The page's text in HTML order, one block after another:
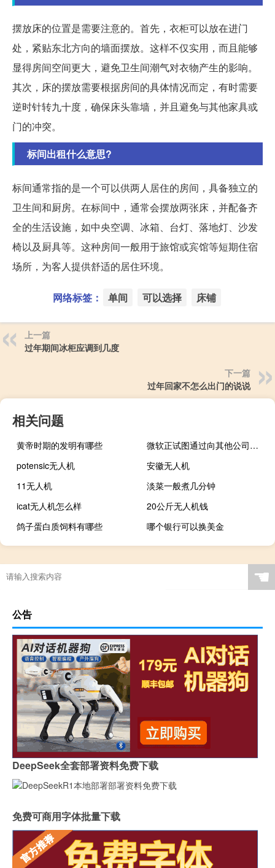
摆放床的位置是需要注意的。首先，衣柜可以放在进门
处，紧贴东北方向的墙面摆放。这样不仅实用，而且能够
显得房间空间更大，避免卫生间潮气对衣物产生的影响。
其次，床的摆放需要根据房间的具体情况而定，有时需要
逆时针转九十度，确保床头靠墙，并且避免与其他家具或
门的冲突。
标间出租什么意思?
标间通常指的是一个可以供两人居住的房间，具备独立的
卫生间和厨房。在标间中，通常会摆放两张床，并配备齐
全的生活设施，如中央空调、冰箱、台灯、落地灯、沙发
椅以及厨具等。这种房间一般用于旅馆或宾馆等短期住宿
场所，为客人提供舒适的居住环境。
网络标签： 单间 可以选择 床铺
上一篇
过年期间冰柜应调到几度
下一篇
过年回家不怎么出门的说说
相关问题
黄帝时期的发明有哪些
微软正试图通过向其他公司开放Xbox聊天工具来提高对虐待儿童的检测能力
potensic无人机
安徽无人机
11无人机
淡菜一般煮几分钟
icat无人机怎么样
20公斤无人机钱
鸽子蛋白质饲料有哪些
哪个银行可以换美金
☚
公告
DeepSeek全套部署资料免费下载
免费可商用字体批量下载